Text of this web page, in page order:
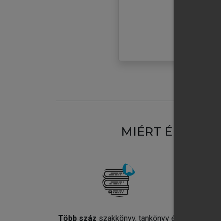
MIÉRT
Több száz szakkönyv, tankönyv és